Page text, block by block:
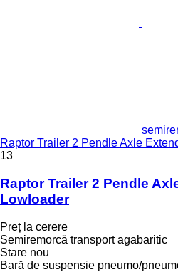
Raptor Trailer 2 Pendle Axle
13
Raptor Trailer 2 Pendle
Lowloader
Preț la cerere
Semiremorcă transport agabaritic
Stare nou
Bară de suspensie pneumo/